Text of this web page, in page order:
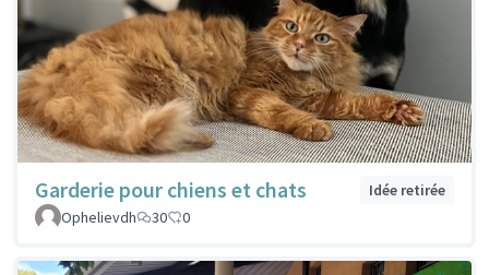
Garderie pour chiens et chats
Idée retirée
Ophelievdh
30 0